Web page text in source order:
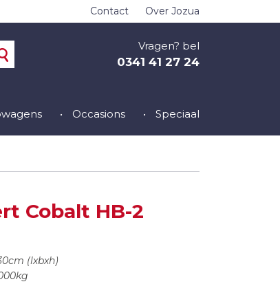
Contact Over Jozua
Vragen? bel
0341 41 27 24
Occasions Speciaal
Cobalt HB-2
(lxbxh)